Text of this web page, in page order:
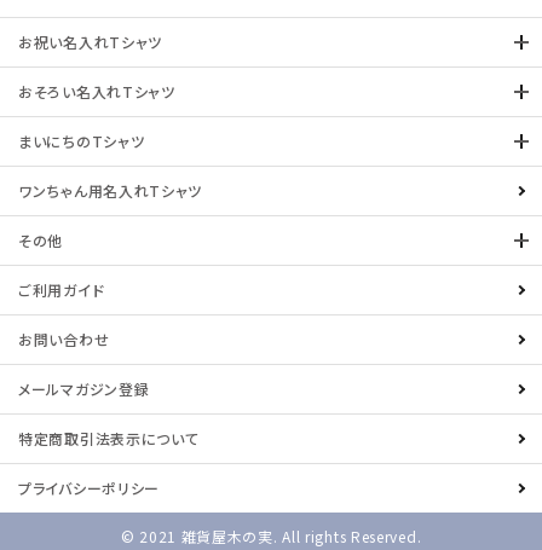
お祝い名入れTシャツ
おそろい名入れTシャツ
まいにちのTシャツ
ワンちゃん用名入れTシャツ
その他
ご利用ガイド
お問い合わせ
メールマガジン登録
特定商取引法表示について
プライバシーポリシー
© 2021 雑貨屋木の実. All rights Reserved.